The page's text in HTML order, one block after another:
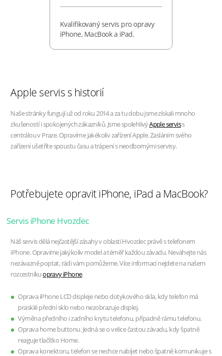
Kvalifikovaný servis pro opravy
iPhone, MacBook a iPad.
Apple servis s historií
Naše stránky fungují už od roku 2014 a za tu dobu jsme získali mnoho
zkušeností i spokojených zákazníků. Jsme spolehlivýApple serviss
centrálou v Praze. Opravíme jakékoliv zařízení Apple. Zasláním svého
zařízení ušetříte spoustu času a trápení s neodbornými servisy.
Potřebujete opravit iPhone, iPad a MacBook?
Servis iPhone Hvozdec
Náš servis dělá nejčastější zásahy v oblasti Hvozdec právě s telefonem
iPhone. Opravíme jakýkoliv model a téměř každou závadu. Neváhejte nás
nezávazně poptat, rádi vám pomůžeme. Více informací nejdete na našem
rozcestníkuopravy iPhone.
Oprava iPhone LCD displeje nebo dotykového skla, kdy telefon má
prasklé přední sklo nebo nezobrazuje displej.
Výměna předního i zadního krytu telefonu, případně rámu telefonu.
Oprava home buttonu. Jedná se o velice častou závadu, kdy špatně
reaguje tlačítko Home.
Oprava konektoru, telefon se nechce nabíjet nebo špatně komunikuje s